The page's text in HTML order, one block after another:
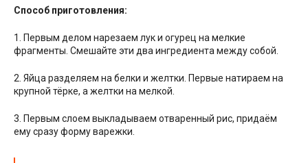
Способ приготовления:
1. Первым делом нарезаем лук и огурец на мелкие
фрагменты. Смешайте эти два ингредиента между собой.
2. Яйца разделяем на белки и желтки. Первые натираем на
крупной тёрке, а желтки на мелкой.
3. Первым слоем выкладываем отваренный рис, придаём
ему сразу форму варежки.